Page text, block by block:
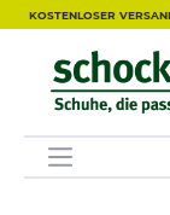
KOSTENLOSER